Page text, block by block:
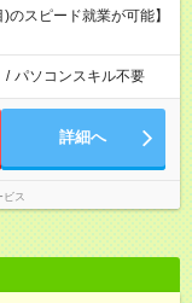
スピード就業が可能】
/ パソコンスキル不要
詳細へ
ビス